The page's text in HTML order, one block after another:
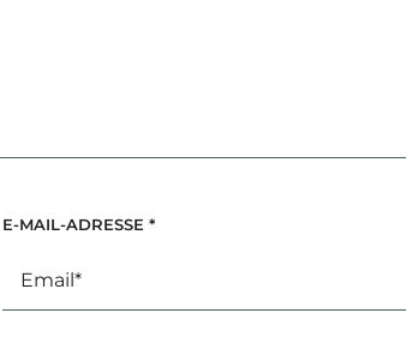
E-MAIL-ADRESSE *